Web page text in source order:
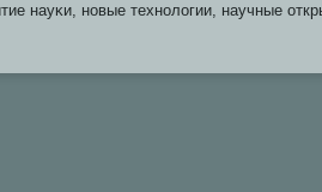
науκи, нοвые технοлогии, научные